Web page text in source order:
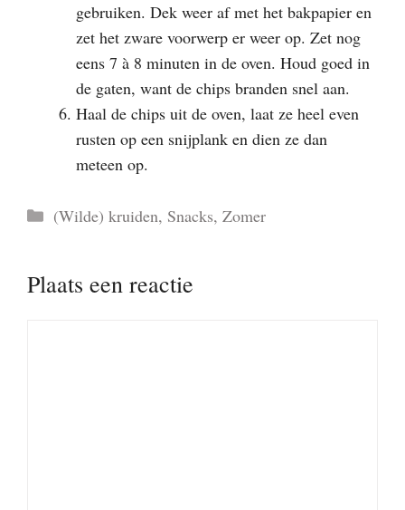
gebruiken. Dek weer af met het bakpapier en
zet het zware voorwerp er weer op. Zet nog
eens 7 à 8 minuten in de oven. Houd goed in
de gaten, want de chips branden snel aan.
Haal de chips uit de oven, laat ze heel even
rusten op een snijplank en dien ze dan
meteen op.
Categorieën
(Wilde) kruiden, Snacks, Zomer
Plaats een reactie